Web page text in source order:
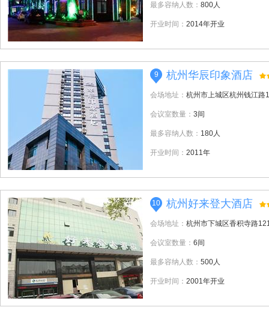
最多容纳人数： 800人
开业时间： 2014年开业
9 杭州华辰印象酒店
会场地址： 杭州市上城区杭州钱江路
会议室数量： 3间
最多容纳人数： 180人
开业时间： 2011年
10 杭州好来登大酒店
会场地址： 杭州市下城区香积寺路
会议室数量： 6间
最多容纳人数： 500人
开业时间： 2001年开业